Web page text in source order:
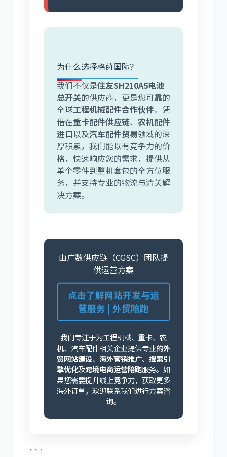
为什么选择格莳国际？
我们不仅是住友SH210A5电池
总开关的供应商，更是您可靠的
全球工程机械配件合作伙伴。凭
借在重卡配件供应链、 农机配件
进口以及汽车配件贸易领域的深
厚积累，我们能以有竞争力的价
格，快速响应您的需求，提供从
单个零件到整机套包的全方位服
务，并支持专业的物流与清关解
决方案。
由广数供应链（CGSC）团队提
供运营方案
点击了解网站开发与运
营服务 | 外贸陪跑
我们专注于为工程机械、重卡、农
机、汽车配件相关企业提供专业的外
贸网站建设、 海外营销推广、 搜索引
擎优化及跨境电商运营陪跑服务。如
果您需要提升线上竞争力，获取更多
海外订单，欢迎联系我们进行方案咨
询。
```